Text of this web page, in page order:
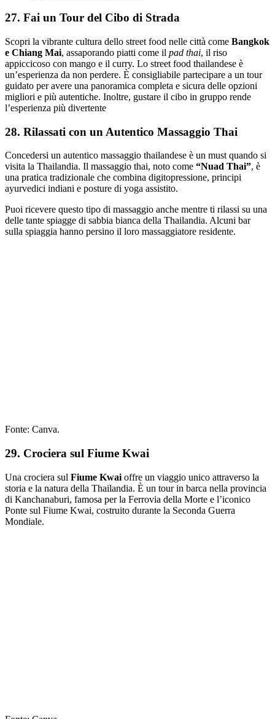
27. Fai un Tour del Cibo di Strada
Scopri la vibrante cultura dello street food nelle città come Bangkok
e Chiang Mai, assaporando piatti come il pad thai, il riso
appiccicoso con mango e il curry. Lo street food thailandese è
un’esperienza da non perdere. È consigliabile partecipare a un tour
guidato per avere una panoramica completa e sicura delle opzioni
migliori e più autentiche. Inoltre, gustare il cibo in gruppo rende
l’esperienza più divertente
28. Rilassati con un Autentico Massaggio Thai
Concedersi un autentico massaggio thailandese è un must quando si
visita la Thailandia. Il massaggio thai, noto come “Nuad Thai”, è
una pratica tradizionale che combina digitopressione, principi
ayurvedici indiani e posture di yoga assistito.
Puoi ricevere questo tipo di massaggio anche mentre ti rilassi su una
delle tante spiagge di sabbia bianca della Thailandia. Alcuni bar
sulla spiaggia hanno persino il loro massaggiatore residente.
Fonte: Canva.
29. Crociera sul Fiume Kwai
Una crociera sul Fiume Kwai offre un viaggio unico attraverso la
storia e la natura della Thailandia. È un tour in barca nella provincia
di Kanchanaburi, famosa per la Ferrovia della Morte e l’iconico
Ponte sul Fiume Kwai, costruito durante la Seconda Guerra
Mondiale.